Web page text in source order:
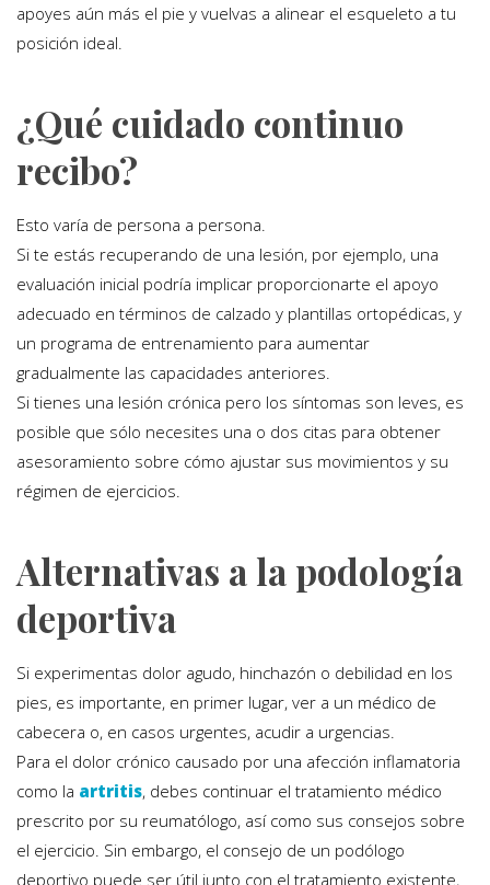
apoyes aún más el pie y vuelvas a alinear el esqueleto a tu
posición ideal.
¿Qué cuidado continuo
recibo?
Esto varía de persona a persona.
Si te estás recuperando de una lesión, por ejemplo, una
evaluación inicial podría implicar proporcionarte el apoyo
adecuado en términos de calzado y plantillas ortopédicas, y
un programa de entrenamiento para aumentar
gradualmente las capacidades anteriores.
Si tienes una lesión crónica pero los síntomas son leves, es
posible que sólo necesites una o dos citas para obtener
asesoramiento sobre cómo ajustar sus movimientos y su
régimen de ejercicios.
Alternativas a la podología
deportiva
Si experimentas dolor agudo, hinchazón o debilidad en los
pies, es importante, en primer lugar, ver a un médico de
cabecera o, en casos urgentes, acudir a urgencias.
Para el dolor crónico causado por una afección inflamatoria
como la artritis, debes continuar el tratamiento médico
prescrito por su reumatólogo, así como sus consejos sobre
el ejercicio. Sin embargo, el consejo de un podólogo
deportivo puede ser útil junto con el tratamiento existente,